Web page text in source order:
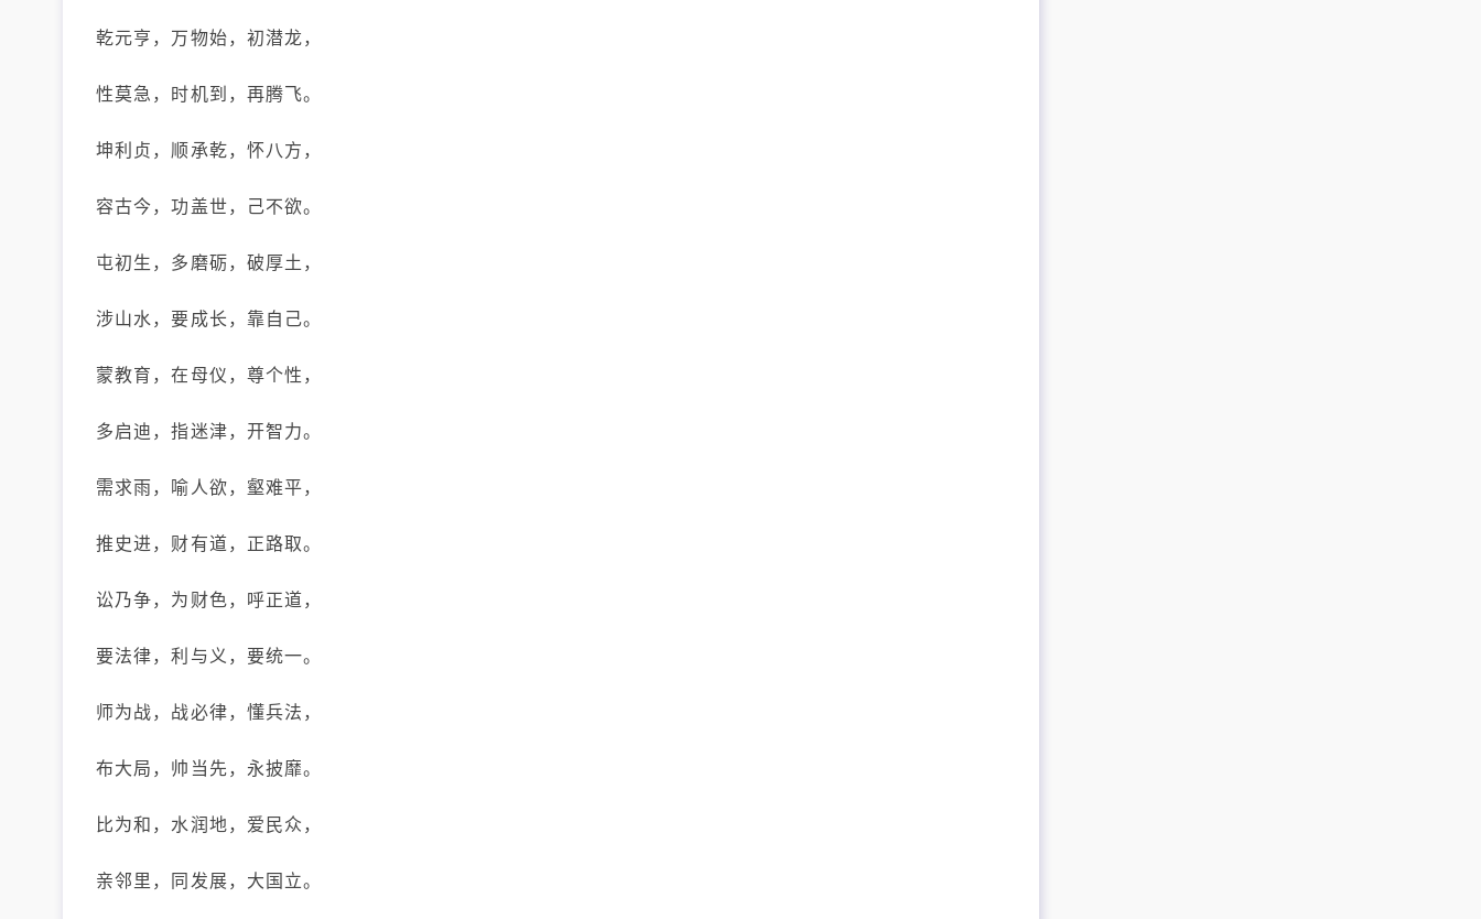
乾元亨，万物始，初潜龙，
性莫急，时机到，再腾飞。
坤利贞，顺承乾，怀八方，
容古今，功盖世，己不欲。
屯初生，多磨砺，破厚土，
涉山水，要成长，靠自己。
蒙教育，在母仪，尊个性，
多启迪，指迷津，开智力。
需求雨，喻人欲，壑难平，
推史进，财有道，正路取。
讼乃争，为财色，呼正道，
要法律，利与义，要统一。
师为战，战必律，懂兵法，
布大局，帅当先，永披靡。
比为和，水润地，爱民众，
亲邻里，同发展，大国立。